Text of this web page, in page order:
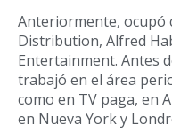
Anteriormente, ocupó
Distribution, Alfred
Entertainment. Antes
trabajó en el área
como en TV paga, en
en Nueva York y